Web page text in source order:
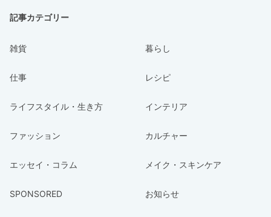
記事カテゴリー
雑貨 暮らし
仕事 レシピ
ライフスタイル・生き方 インテリア
ファッション カルチャー
エッセイ・コラム メイク・スキンケア
SPONSORED お知らせ